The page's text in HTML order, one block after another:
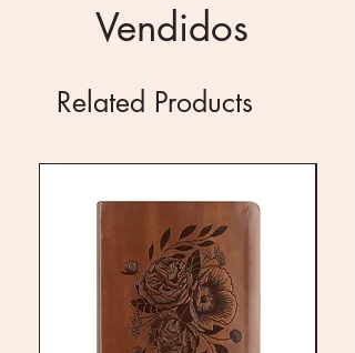
Vendidos
Related Products